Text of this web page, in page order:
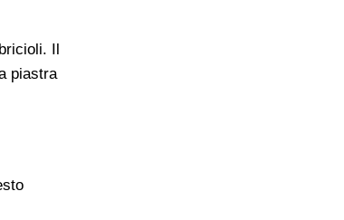
Il
piastra